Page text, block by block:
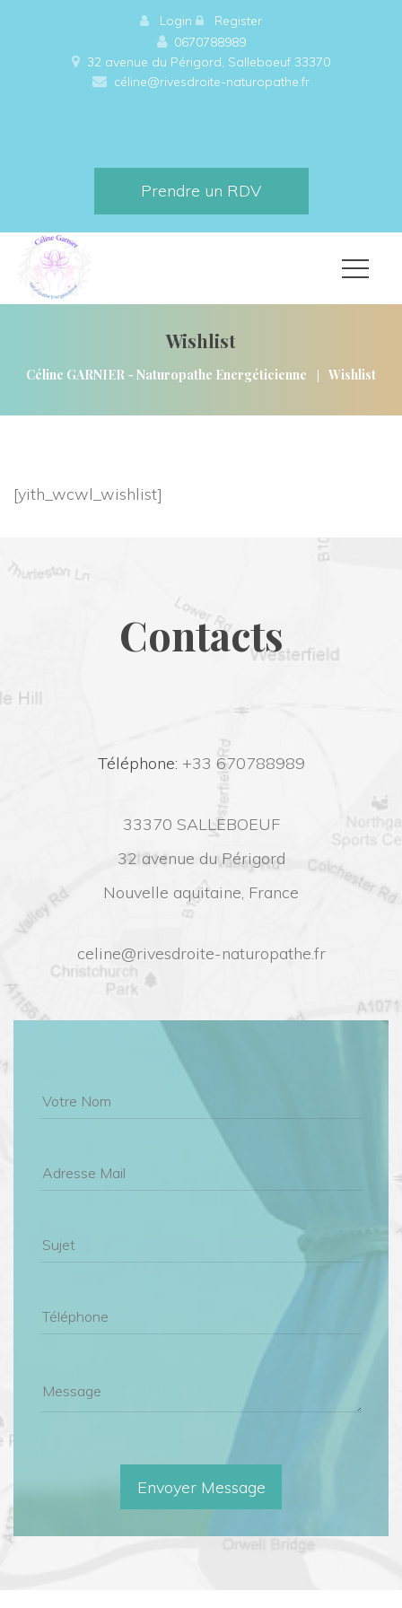
Login
Register
0670788989
32 avenue du Périgord, Salleboeuf 33370
céline@rivesdroite-naturopathe.fr
Prendre un RDV
Wishlist
Céline GARNIER - Naturopathe Energéticienne | Wishlist
[yith_wcwl_wishlist]
Contact
Téléphone: +33 670788989
33370 SALLEBOEUF
32 avenue du Périgord
Nouvelle aquitaine, France
celine@rivesdroite-naturopathe.fr